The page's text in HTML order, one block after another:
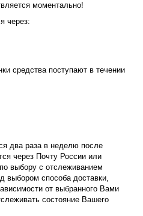
моментально!
через:
средства поступают в течении
два раза в неделю после
через Почту России или
выбору с отслеживанием
выбором способа доставки,
от выбранного Вами
состояние Вашего